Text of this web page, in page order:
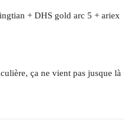
+ DHS gold arc 5 + ariex
ça ne vient pas jusque là